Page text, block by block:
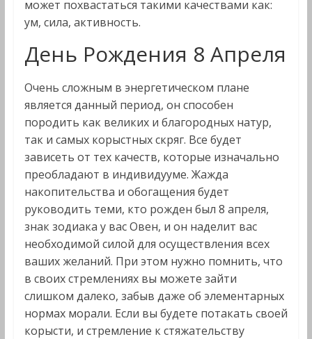
может похвастаться такими качествами как:
ум, сила, активность.
День Рождения 8 Апреля
Очень сложным в энергетическом плане
является данный период, он способен
породить как великих и благородных натур,
так и самых корыстных скряг. Все будет
зависеть от тех качеств, которые изначально
преобладают в индивидууме. Жажда
накопительства и обогащения будет
руководить теми, кто рожден был 8 апреля,
знак зодиака у вас Овен, и он наделит вас
необходимой силой для осуществления всех
ваших желаний. При этом нужно помнить, что
в своих стремлениях вы можете зайти
слишком далеко, забыв даже об элементарных
нормах морали. Если вы будете потакать своей
корысти, и стремление к стяжательству